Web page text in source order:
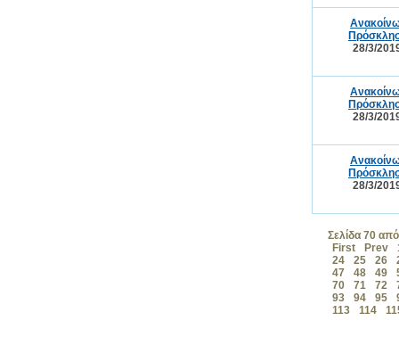
28/3/
28/3/
28/3/
Σελίδα 70
First
Prev
24
25 26
47
48 49
70
71 72
93
94 95
113
114